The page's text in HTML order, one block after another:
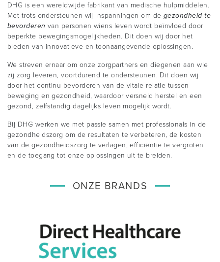
DHG is een wereldwijde fabrikant van medische hulpmiddelen.
Met trots ondersteunen wij inspanningen om degezondheid te
bevorderen van personen wiens leven wordt beïnvloed door
beperkte bewegingsmogelijkheden. Dit doen wij door het
bieden van innovatieve en toonaangevende oplossingen.
We streven ernaar om onze zorgpartners en diegenen aan wie
zij zorg leveren, voortdurend te ondersteunen. Dit doen wij
door het continu bevorderen van de vitale relatie tussen
beweging en gezondheid, waardoor versneld herstel en een
gezond, zelfstandig dagelijks leven mogelijk wordt.
Bij DHG werken we met passie samen met professionals in de
gezondheidszorg om de resultaten te verbeteren, de kosten
van de gezondheidszorg te verlagen, efficiëntie te vergroten
en de toegang tot onze oplossingen uit te breiden.
ONZE BRANDS